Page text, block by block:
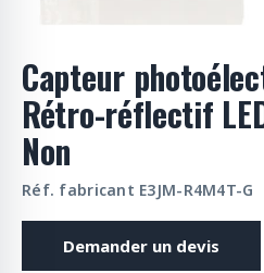
u
i
t
s
Capteur
Rétro-réflectif
Non
Réf. fabricant E3JM-R4M4T-G
Demander un devis